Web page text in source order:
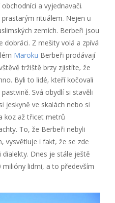
a vyjednavači.
rituálem. Nejen u
zemích. Berbeři jsou
dobráci. Z mešity volá a zpívá
Maroku Berbeři prodávají
tržiště brzy zjistíte, že
Byli to lidé, kteří kočovali
Svá obydlí si stavěli
jeskyně ve skalách nebo si
koz až třicet metrů
To, že Berbeři nebyli
vysvětluje i fakt, že se zde
Dnes je stále ještě
milióny lidmi, a to především